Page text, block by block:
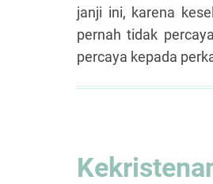
janji ini, karena
pernah tidak
percaya kepada